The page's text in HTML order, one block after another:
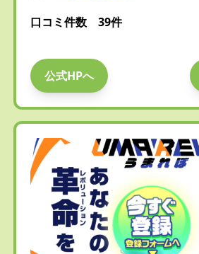
口コミ件数 39件
公式HPへ